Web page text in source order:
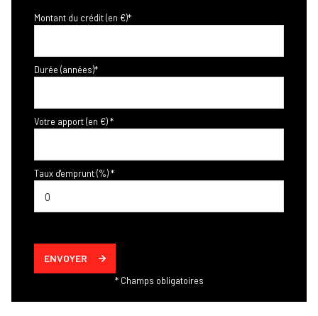
Montant du crédit (en €)*
Durée (années)*
Votre apport (en €) *
Taux d'emprunt (%) *
ENVOYER
* Champs obligatoires